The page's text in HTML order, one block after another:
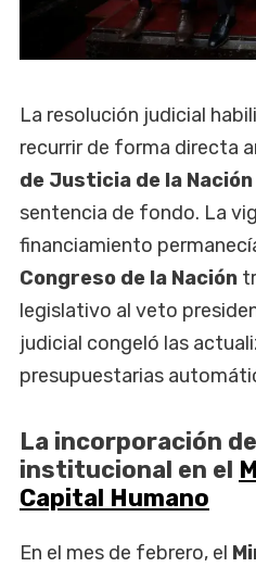
La resolución judicial
recurrir de forma directa
de Justicia de la Nación
sentencia de fondo. La
financiamiento
Congreso de la Nación
legislativo al veto
judicial congeló las
presupuestarias
La incorporación
institucional en el
Capital Humano
En el mes de febrero, el